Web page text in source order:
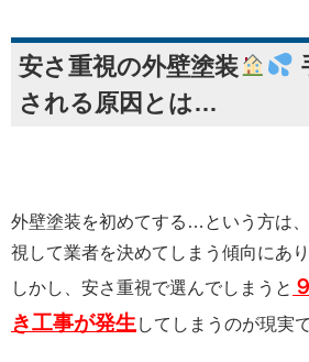
安さ重視の外壁塗装
される原因とは…
外壁塗装を初めてする…という方は
視して業者を決めてしまう傾向にあ
しかし、安さ重視で選んでしまうと
き工事が発生してしまうのが現実